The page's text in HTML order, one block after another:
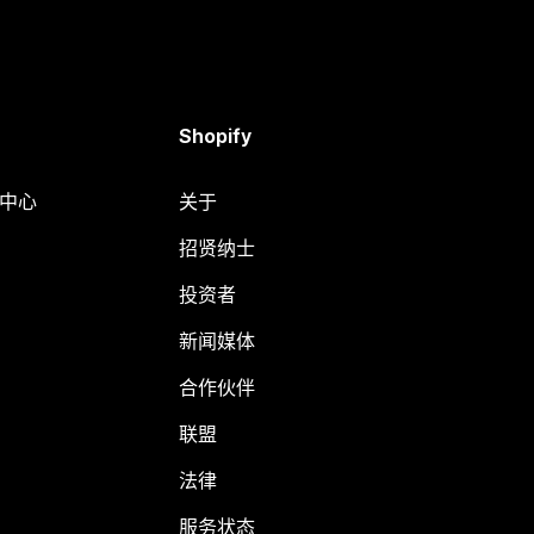
心
Shopify
关于
招贤纳士
投资者
新闻媒体
合作伙伴
联盟
法律
服务状态